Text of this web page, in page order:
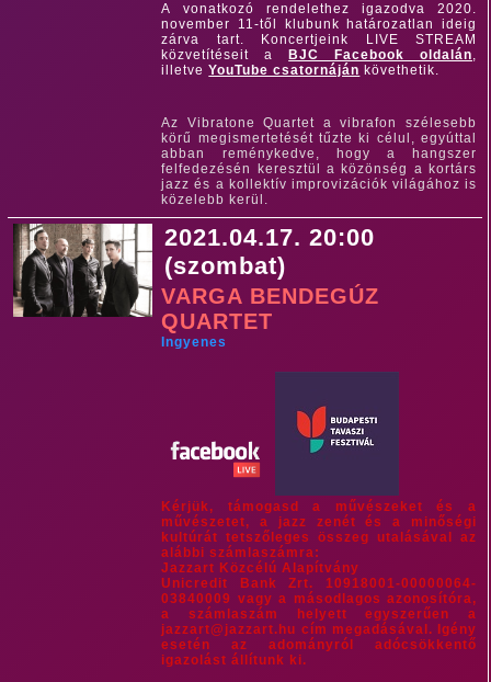
A vonatkozó rendelethez igazodva 2020.
november 11-től klubunk határozatlan ideig
zárva tart. Koncertjeink LIVE STREAM
közvetítéseit a
BJC Facebook oldalán,
illetveYouTube csatornáján követhetik.
Az Vibratone Quartet a vibrafon szélesebb
körű megismertetését tűzte ki célul, egyúttal
abban reménykedve, hogy a hangszer
felfedezésén keresztül a közönség a kortárs
jazz és a kollektív improvizációk világához is
közelebb kerül.
2021.04.17. 20:00
(szombat)
VARGA BENDEGÚZ
QUARTET
Ingyenes
Kérjük, támogasd a művészeket és a
művészetet, a jazz zenét és a minőségi
kultúrát tetszőleges összeg utalásával az
alábbi számlaszámra:
Jazzart Közcélú Alapítvány
Unicredit Bank Zrt. 10918001-00000064-
03840009 vagy a másodlagos azonosítóra,
a számlaszám helyett egyszerűen a
jazzart@jazzart.hu cím megadásával. Igény
esetén az adományról adócsökkentő
igazolást állítunk ki.